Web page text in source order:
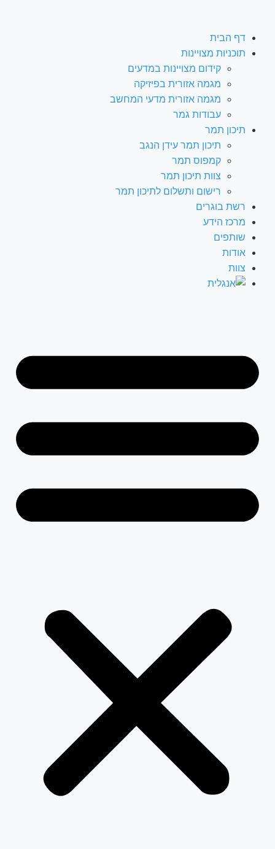
דף הבית
תוכניות מצויינות
קידום מצויינות במדעים
מגמה אזורית בפיזיקה
מגמה אזורית מדעי המחשב
עבודות גמר
תיכון תמר
תיכון תמר עידן הנגב
קמפוס תמר
צוות תיכון תמר
רישום ותשלום לתיכון תמר
רשת בוגרים
מרכז הידע
שותפים
אודות
צוות